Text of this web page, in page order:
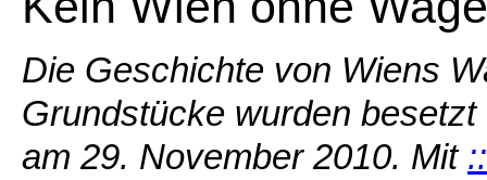
Die Geschichte von Wiens
Grundstücke wurden
am 29. November 2010. Mit